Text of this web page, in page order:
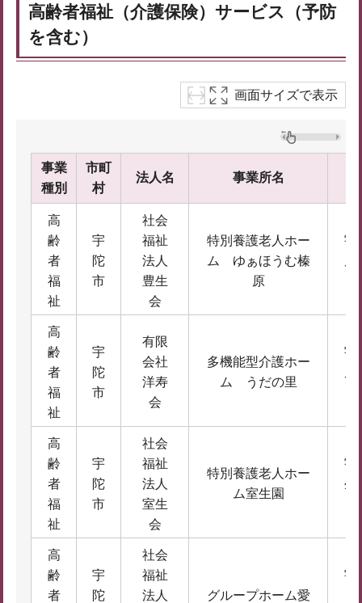
高齢者福祉（介護保険）サービス（予防
を含む）
画面サイズで表示
事業
種別
市町
村
法人名 事業所名
高
齢
者
福
祉
宇
陀
市
社会
福祉
法人
豊生
会
特別養護老人ホー
ム ゆぁほうむ榛
原
宇
高
齢
者
福
祉
宇
陀
市
有限
会社
洋寿
会
多機能型介護ホー
ム うだの里
宇
高
齢
者
福
祉
宇
陀
市
社会
福祉
法人
室生
会
特別養護老人ホー
ム室生園
宇
生
高
齢
者
宇
陀
社会
福祉
法人
グループホーム愛
宇